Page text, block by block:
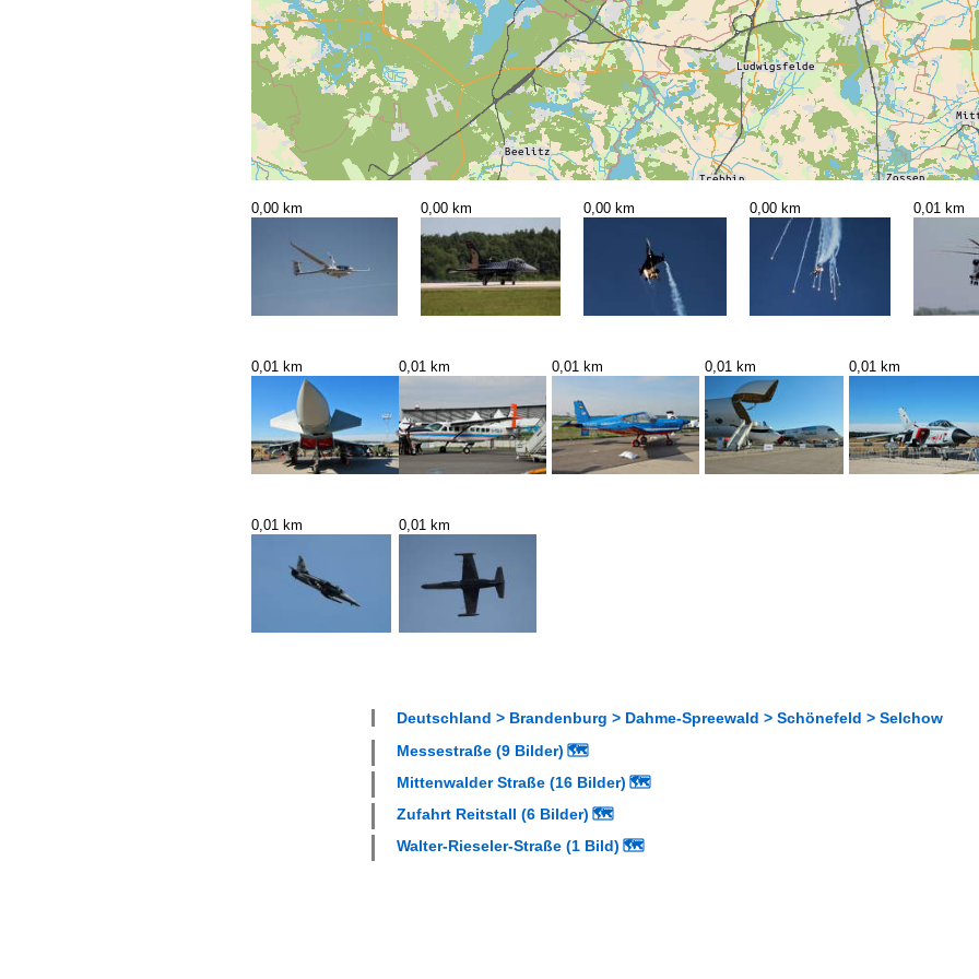
0,00 km 0,00 km 0,00 km 0,00 km 0,01 km
0,01 km 0,01 km 0,01 km 0,01 km 0,01 km
0,01 km 0,01 km
Deutschland > Brandenburg > Dahme-Spreewald > Schönefeld > Selchow
Messestraße (9 Bilder) 🗺
Mittenwalder Straße (16 Bilder) 🗺
Zufahrt Reitstall (6 Bilder) 🗺
Walter-Rieseler-Straße (1 Bild) 🗺